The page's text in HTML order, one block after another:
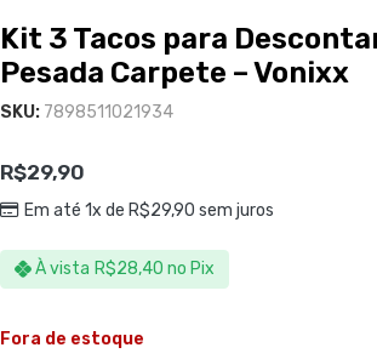
Kit 3 Tacos para
Pesada Carpete – Vonixx
SKU: 7898511021934
R$29,90
Em até 1x de R$29,90 sem juros
À vista R$28,40 no Pix
Fora de estoque